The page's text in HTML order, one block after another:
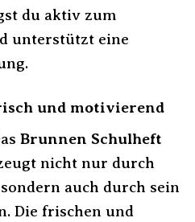
du aktiv zum
unterstützt eine
und motivierend
Brunnen Schulheft
nicht nur durch
auch durch sein
Die frischen und